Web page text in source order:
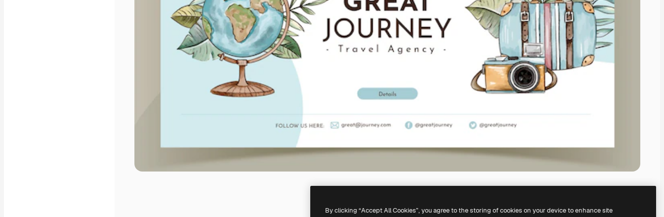
By clicking “Accept All Cookies”, you agree to the storing of cookies on your device to enhance site